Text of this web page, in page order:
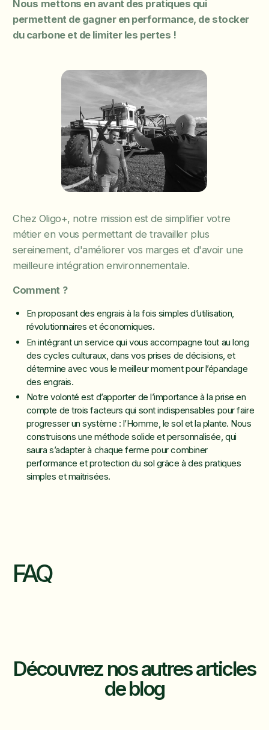
Nous mettons en avant des pratiques qui
permettent de gagner en performance, de stocker
du carbone et de limiter les pertes !
Chez Oligo+, notre mission est de simplifier votre
métier en vous permettant de travailler plus
sereinement, d'améliorer vos marges et d'avoir une
meilleure intégration environnementale.
Comment ?
En proposant des engrais à la fois simples d’utilisation,
révolutionnaires et économiques.
En intégrant un service qui vous accompagne tout au long
des cycles culturaux, dans vos prises de décisions, et
détermine avec vous le meilleur moment pour l’épandage
des engrais.
Notre volonté est d’apporter de l’importance à la prise en
compte de trois facteurs qui sont indispensables pour faire
progresser un système : l’Homme, le sol et la plante. Nous
construisons une méthode solide et personnalisée, qui
saura s’adapter à chaque ferme pour combiner
performance et protection du sol grâce à des pratiques
simples et maitrisées.
FAQ
Découvrez nos autres articles
de blog